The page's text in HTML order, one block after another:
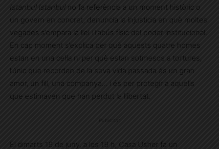
Istanbul Istanbul no fa referència a un moment històric o
un govern en concret, denuncia la injustícia en què moltes
vegades s’empara la llei i l’abús físic del poder institucional.
En cap moment s’explica per què aquests quatre homes
estan en una cel·la ni per què estan sotmesos a tortures,
l’únic que recorden de la seva vida passada és un gran
amor, un fill, una companya… i és per protegir a aquells
que estimaven que han perdut la llibertat.
Publicitat
El dimarts 19 de juny, a les 19 h, Casa Usher fa un